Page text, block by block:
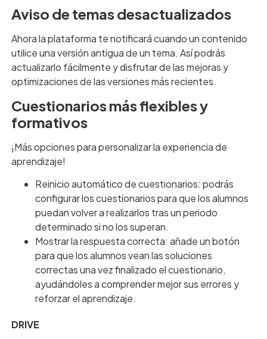
Aviso de temas desactualizados
Ahora la plataforma te notificará cuando un contenido
utilice una versión antigua de un tema. Así podrás
actualizarlo fácilmente y disfrutar de las mejoras y
optimizaciones de las versiones más recientes.
Cuestionarios más flexibles y
formativos
¡Más opciones para personalizar la experiencia de
aprendizaje!
Reinicio automático de cuestionarios: podrás
configurar los cuestionarios para que los alumnos
puedan volver a realizarlos tras un periodo
determinado si no los superan.
Mostrar la respuesta correcta: añade un botón
para que los alumnos vean las soluciones
correctas una vez finalizado el cuestionario,
ayudándoles a comprender mejor sus errores y
reforzar el aprendizaje.
DRIVE